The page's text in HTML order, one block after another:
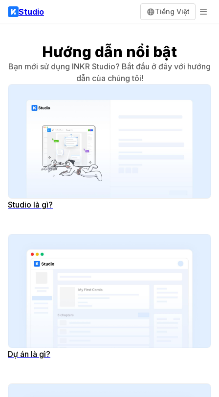
Studio Tiếng Việt
Hướng dẫn nổi bật
Bạn mới sử dụng INKR Studio? Bắt đầu ở đây với hướng
dẫn của chúng tôi!
Studio là gì?
Dự án là gì?